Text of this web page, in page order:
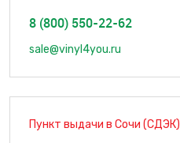
8 (800) 550-22-62
sale@vinyl4you.ru
Пункт выдачи в Сочи (СДЭК)